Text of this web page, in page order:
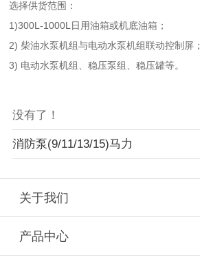
选择供货范围：
1)300L-1000L 日用油箱或机底油箱；
2) 柴油水泵机组与电动水泵机组联动控制屏；
3) 电动水泵机组、稳压泵组、稳压罐等。
没有了！
消防泵(9/11/13/15)马力
关于我们
产品中心